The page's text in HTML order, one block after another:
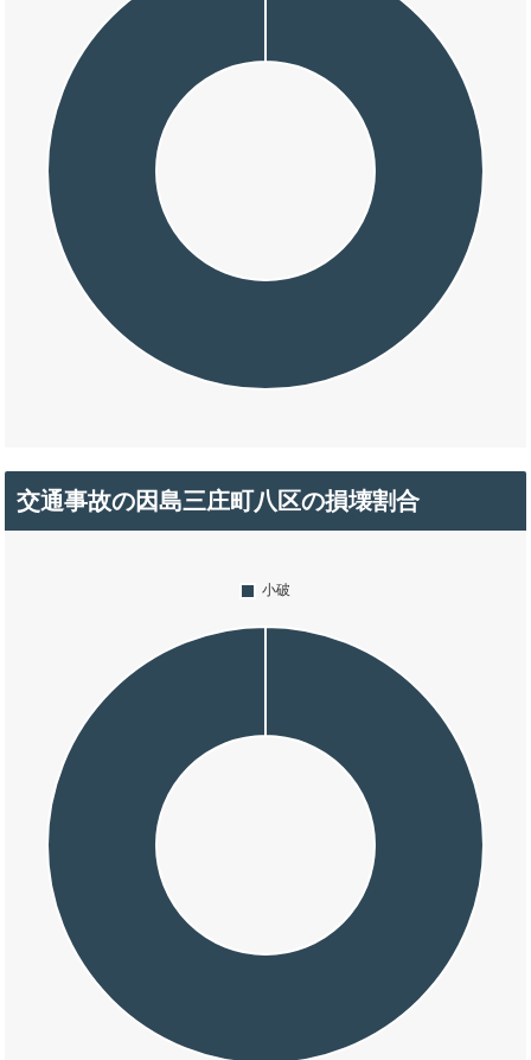
交通事故の因島三庄町八区の損壊割合